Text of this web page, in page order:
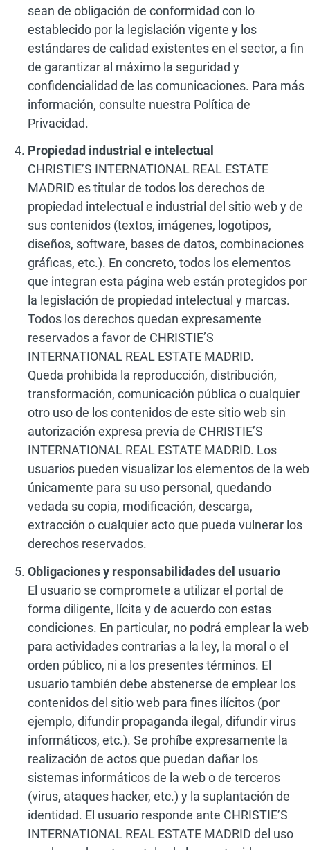
sean de obligación de conformidad con lo
establecido por la legislación vigente y los
estándares de calidad existentes en el sector, a fin
de garantizar al máximo la seguridad y
confidencialidad de las comunicaciones. Para más
información, consulte nuestra Política de
Privacidad.
Propiedad industrial e intelectual
CHRISTIE’S INTERNATIONAL REAL ESTATE
MADRID es titular de todos los derechos de
propiedad intelectual e industrial del sitio web y de
sus contenidos (textos, imágenes, logotipos,
diseños, software, bases de datos, combinaciones
gráficas, etc.). En concreto, todos los elementos
que integran esta página web están protegidos por
la legislación de propiedad intelectual y marcas.
Todos los derechos quedan expresamente
reservados a favor de CHRISTIE’S
INTERNATIONAL REAL ESTATE MADRID.
Queda prohibida la reproducción, distribución,
transformación, comunicación pública o cualquier
otro uso de los contenidos de este sitio web sin
autorización expresa previa de CHRISTIE’S
INTERNATIONAL REAL ESTATE MADRID. Los
usuarios pueden visualizar los elementos de la web
únicamente para su uso personal, quedando
vedada su copia, modificación, descarga,
extracción o cualquier acto que pueda vulnerar los
derechos reservados.
Obligaciones y responsabilidades del usuario
El usuario se compromete a utilizar el portal de
forma diligente, lícita y de acuerdo con estas
condiciones. En particular, no podrá emplear la web
para actividades contrarias a la ley, la moral o el
orden público, ni a los presentes términos. El
usuario también debe abstenerse de emplear los
contenidos del sitio web para fines ilícitos (por
ejemplo, difundir propaganda ilegal, difundir virus
informáticos, etc.). Se prohíbe expresamente la
realización de actos que puedan dañar los
sistemas informáticos de la web o de terceros
(virus, ataques hacker, etc.) y la suplantación de
identidad. El usuario responde ante CHRISTIE’S
INTERNATIONAL REAL ESTATE MADRID del uso